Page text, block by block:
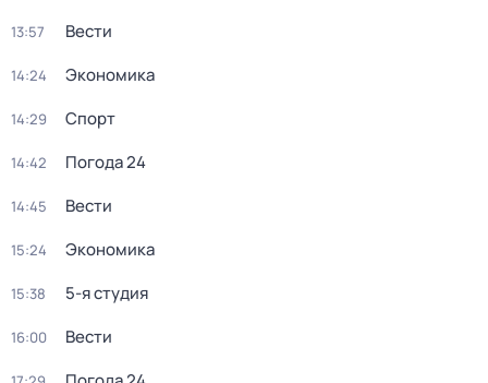
13:57 Вести
14:24 Экономика
14:29 Спорт
14:42 Погода 24
14:45 Вести
15:24 Экономика
15:38 5-я студия
16:00 Вести